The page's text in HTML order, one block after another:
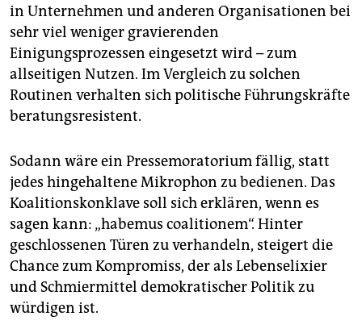
in Unternehmen und anderen Organisationen bei
sehr viel weniger gravierenden
Einigungsprozessen eingesetzt wird – zum
allseitigen Nutzen. Im Vergleich zu solchen
Routinen verhalten sich politische Führungskräfte
beratungsresistent.
Sodann wäre ein Pressemoratorium fällig, statt
jedes hingehaltene Mikrophon zu bedienen. Das
Koalitionskonklave soll sich erklären, wenn es
sagen kann: „habemus coalitionem“. Hinter
geschlossenen Türen zu verhandeln, steigert die
Chance zum Kompromiss, der als Lebenselixier
und Schmiermittel demokratischer Politik zu
würdigen ist.